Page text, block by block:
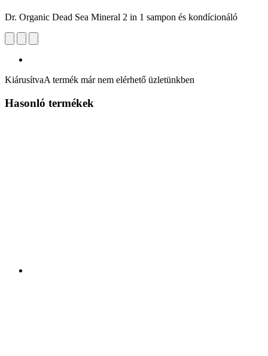
Dr. Organic Dead Sea Mineral 2 in 1 sampon és kondícionáló
KiárusítvaA termék már nem elérhető üzletünkben
Hasonló termékek